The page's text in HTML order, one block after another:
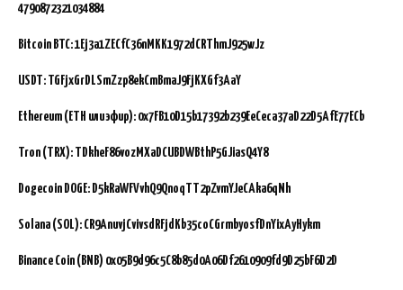
4790872321034884
Bitcoin BTC:1Ej3a1ZECfC36nMKK1972dCRThmJ925wJz
USDT: TGFjxGrDLSmZzp8ekCmBmaJ9FjKXGf3AaY
Ethereum (ETH или эфир): 0x7FB10D15b17392b239EeCeca37aD22D5AfE77ECb
Tron (TRX): TDkheF86vozMXaDCUBDWBthP5GJiasQ4Y8
Dogecoin DOGE: D5kRaWFVvhQ9QnoqTT2pZvmYJeCAka6qNh
Solana (SOL): CR9AnuvjCvivsdRFjdKb35coCGrmbyosfDnYixAyHykm
Binance Coin (BNB) 0x05B9d96c5C8b85d0A06Df2610909fd9D25bF6D2D